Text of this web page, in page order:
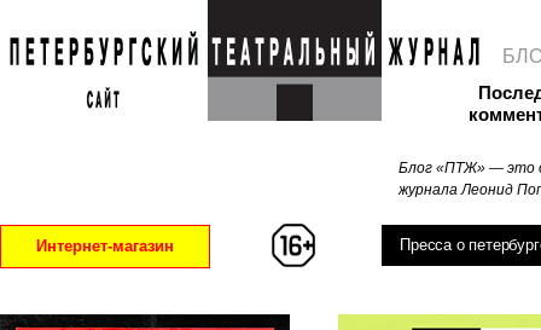
Блог «ПТЖ» — это
журнала Леонид
Интернет-магазин Пресса о